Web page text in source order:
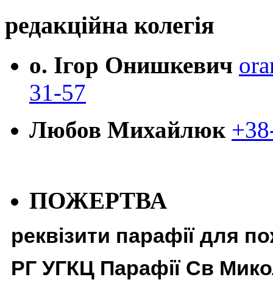
редакційна колегія
о. Ігор Онишкевич
31-57
Любов Михайлюк
ПОЖЕРТВА
реквізити парафії для
РГ УГКЦ Парафії Св